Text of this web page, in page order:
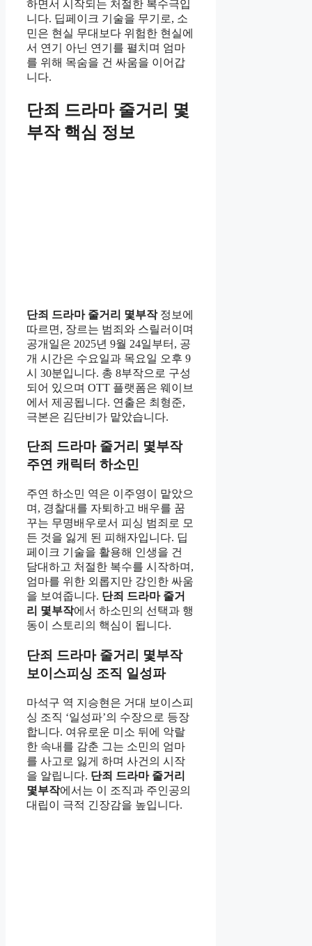
하면서 시작되는 처절한 복수극입
니다. 딥페이크 기술을 무기로, 소
민은 현실 무대보다 위험한 현실에
서 연기 아닌 연기를 펼치며 엄마
를 위해 목숨을 건 싸움을 이어갑
니다.
단죄 드라마 줄거리 몇
부작 핵심 정보
단죄 드라마 줄거리 몇부작정보에
따르면, 장르는 범죄와 스릴러이며
공개일은 2025년 9월 24일부터, 공
개 시간은 수요일과 목요일 오후 9
시 30분입니다. 총 8부작으로 구성
되어 있으며 OTT 플랫폼은 웨이브
에서 제공됩니다. 연출은 최형준,
극본은 김단비가 맡았습니다.
단죄 드라마 줄거리 몇부작
주연 캐릭터 하소민
주연 하소민 역은 이주영이 맡았으
며, 경찰대를 자퇴하고 배우를 꿈
꾸는 무명배우로서 피싱 범죄로 모
든 것을 잃게 된 피해자입니다. 딥
페이크 기술을 활용해 인생을 건
담대하고 처절한 복수를 시작하며,
엄마를 위한 외롭지만 강인한 싸움
을 보여줍니다. 단죄 드라마 줄거
리 몇부작에서 하소민의 선택과 행
동이 스토리의 핵심이 됩니다.
단죄 드라마 줄거리 몇부작
보이스피싱 조직 일성파
마석구 역 지승현은 거대 보이스피
싱 조직 ‘일성파’의 수장으로 등장
합니다. 여유로운 미소 뒤에 악랄
한 속내를 감춘 그는 소민의 엄마
를 사고로 잃게 하며 사건의 시작
을 알립니다. 단죄 드라마 줄거리
몇부작에서는 이 조직과 주인공의
대립이 극적 긴장감을 높입니다.